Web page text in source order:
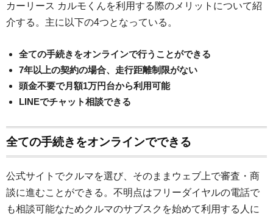
カーリース カルモくんを利用する際のメリットについて紹
介する。主に以下の4つとなっている。
全ての手続きをオンラインで行うことができる
7年以上の契約の場合、走行距離制限がない
頭金不要で月額1万円台から利用可能
LINEでチャット相談できる
全ての手続きをオンラインでできる
公式サイトでクルマを選び、そのままウェブ上で審査・商
談に進むことができる。不明点はフリーダイヤルの電話で
も相談可能なためクルマのサブスクを始めて利用する人に